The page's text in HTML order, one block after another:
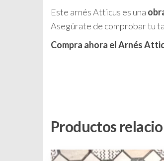
Este arnés Atticus es una
Asegúrate de comprobar tu
Compra ahora el Arnés
Productos